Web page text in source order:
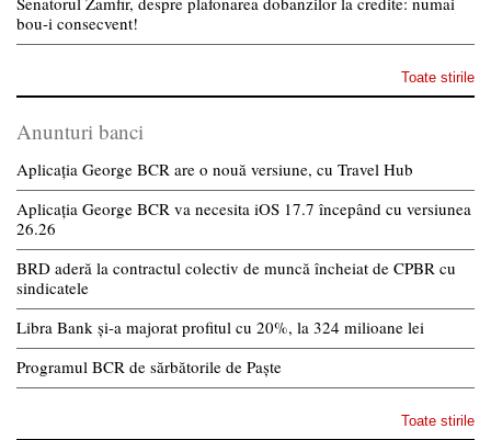
bou-i consecvent!
Toate stirile
Anunturi banci
Aplicația George BCR are o nouă versiune, cu Travel Hub
Aplicația George BCR va necesita iOS 17.7 începând cu versiunea
26.26
BRD aderă la contractul colectiv de muncă încheiat de CPBR cu
sindicatele
Libra Bank și-a majorat profitul cu 20%, la 324 milioane lei
Programul BCR de sărbătorile de Paște
Toate stirile